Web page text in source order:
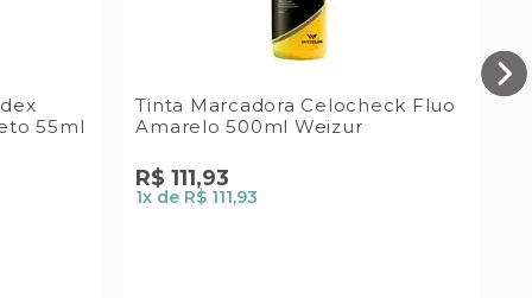
55ml
Tinta Marcadora Celocheck Fluo
Amarelo 500ml Weizur
R$ 111,93
1x de R$ 111,93